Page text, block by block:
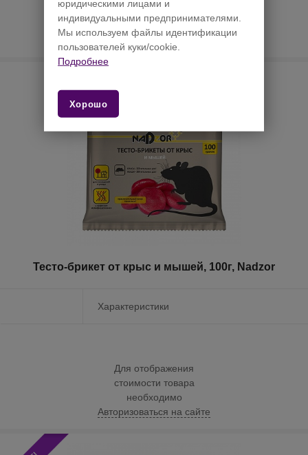
стоимости товара
необходимо
Авторизоваться на сайте
Тесто-брикет от крыс и мышей, 100г, Nadzor
Характеристики
Для отображения
стоимости товара
необходимо
Авторизоваться на сайте
юридическими лицами и
индивидуальными предпринимателями.
Мы используем файлы идентификации
пользователей куки/cookie.
Подробнее
Хорошо